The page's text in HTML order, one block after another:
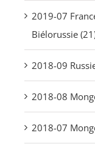
2019-07
Biélorussie
2018-09
2018-08
2018-07